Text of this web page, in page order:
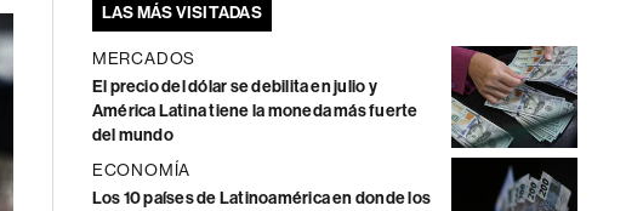
LAS MÁS VISITADAS
MERCADOS
El precio del dólar se debilita en julio y
América Latina tiene la moneda más fuerte
del mundo
ECONOMÍA
Los 10 países de Latinoamérica en donde los